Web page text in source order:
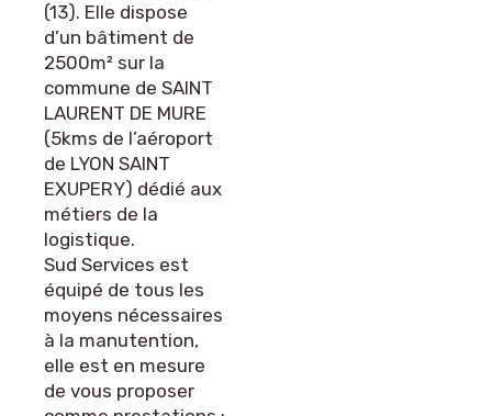
(13). Elle dispose
d’un bâtiment de
2500m² sur la
commune de SAINT
LAURENT DE MURE
(5kms de l’aéroport
de LYON SAINT
EXUPERY) dédié aux
métiers de la
logistique.
Sud Services est
équipé de tous les
moyens nécessaires
à la manutention,
elle est en mesure
de vous proposer